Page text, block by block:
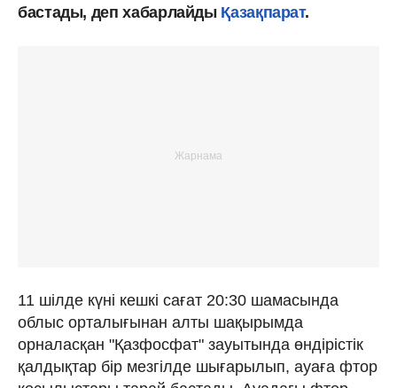
бастады, деп хабарлайды Қазақпарат.
11 шілде күні кешкі сағат 20:30 шамасында
облыс орталығынан алты шақырымда
орналасқан "Қазфосфат" зауытында өндірістік
қалдықтар бір мезгілде шығарылып, ауаға фтор